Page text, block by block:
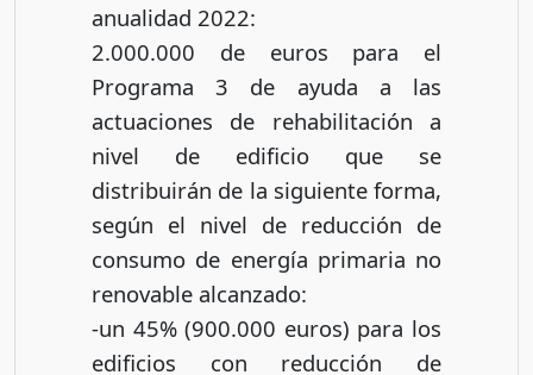
anualidad 2022:
2.000.000 de euros para el
Programa 3 de ayuda a las
actuaciones de rehabilitación a
nivel de edificio que se
distribuirán de la siguiente forma,
según el nivel de reducción de
consumo de energía primaria no
renovable alcanzado:
-un 45% (900.000 euros) para los
edificios con reducción de